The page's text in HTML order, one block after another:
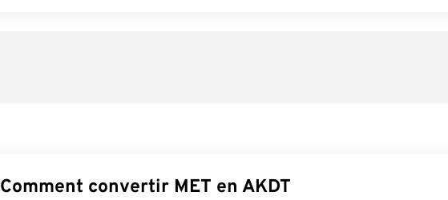
Comment convertir MET en AKDT